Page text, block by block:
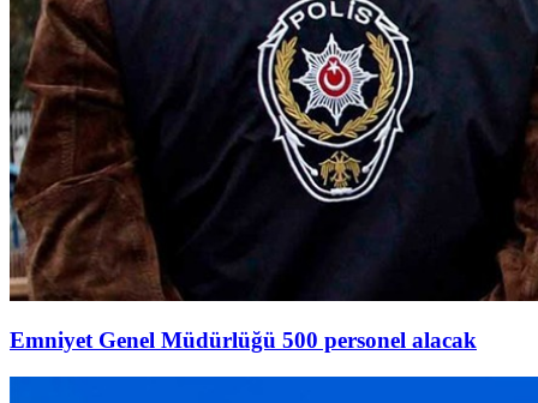
Emniyet Genel Müdürlüğü 500 personel alacak